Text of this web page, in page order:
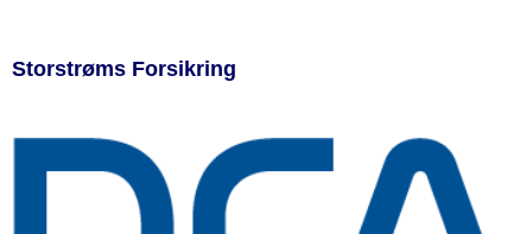
Storstrøms Forsikring